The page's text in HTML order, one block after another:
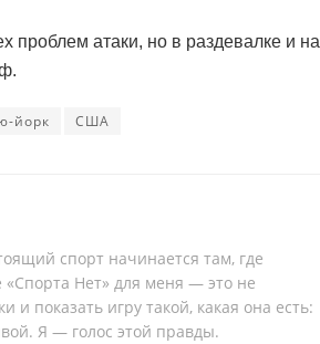
атаки, но в раздевалке и на
йорк США
спорт начинается там, где
Нет» для меня — это не
и показать игру такой, какая она есть:
Я — голос этой правды.